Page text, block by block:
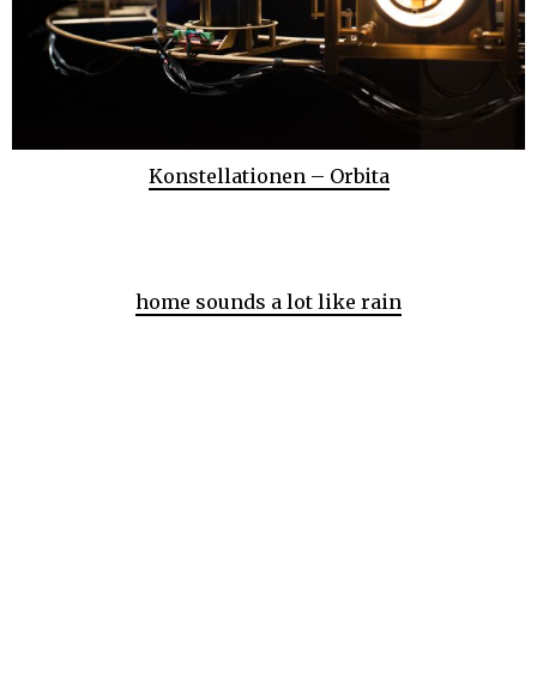
Konstellationen – Orbita
home sounds a lot like rain